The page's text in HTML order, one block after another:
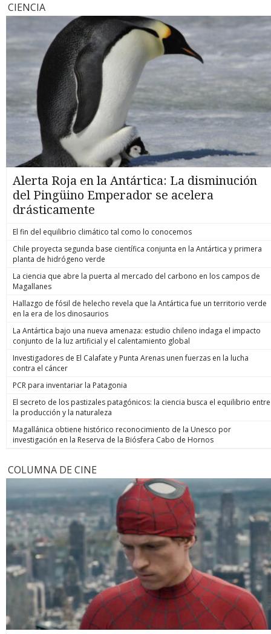
CIENCIA
Alerta Roja en la Antártica: La disminución
del Pingüino Emperador se acelera
drásticamente
El fin del equilibrio climático tal como lo conocemos
Chile proyecta segunda base científica conjunta en la Antártica y primera
planta de hidrógeno verde
La ciencia que abre la puerta al mercado del carbono en los campos de
Magallanes
Hallazgo de fósil de helecho revela que la Antártica fue un territorio verde
en la era de los dinosaurios
La Antártica bajo una nueva amenaza: estudio chileno indaga el impacto
conjunto de la luz artificial y el calentamiento global
Investigadores de El Calafate y Punta Arenas unen fuerzas en la lucha
contra el cáncer
PCR para inventariar la Patagonia
El secreto de los pastizales patagónicos: la ciencia busca el equilibrio entre
la producción y la naturaleza
Magallánica obtiene histórico reconocimiento de la Unesco por
investigación en la Reserva de la Biósfera Cabo de Hornos
COLUMNA DE CINE